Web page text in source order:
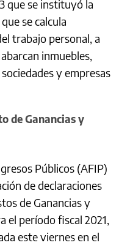
que se instituyó la
se calcula
trabajo personal, a
inmuebles,
y empresas
de Ganancias y
Públicos (AFIP)
de declaraciones
de Ganancias y
el período fiscal 2021,
este viernes en el